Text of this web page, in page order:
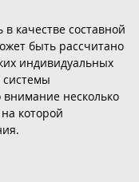
качестве составной
быть рассчитано
индивидуальных
внимание несколько
которой